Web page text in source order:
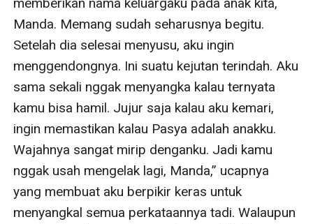
Manda. Memang sudah seharusnya begitu.
Setelah dia selesai menyusu, aku ingin
menggendongnya. Ini suatu kejutan terindah. Aku
sama sekali nggak menyangka kalau ternyata
kamu bisa hamil. Jujur saja kalau aku kemari,
ingin memastikan kalau Pasya adalah anakku.
Wajahnya sangat mirip denganku. Jadi kamu
nggak usah mengelak lagi, Manda,” ucapnya
yang membuat aku berpikir keras untuk
menyangkal semua perkataannya tadi. Walaupun